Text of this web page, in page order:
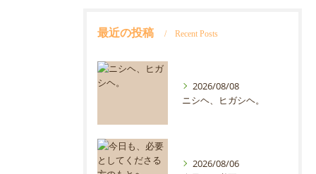
最近の投稿 Recent Posts
2026/08/08
ニシヘ、ヒガシヘ。
2026/08/06